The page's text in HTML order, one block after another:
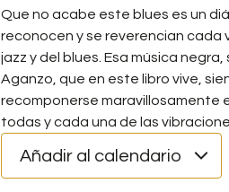
Que no acabe este blues es un
reconocen y se reverencian cada
jazz y del blues. Esa música
Aganzo, que en este libro vive,
recomponerse maravillosamente
todas y cada una de las
Añadir al calendario